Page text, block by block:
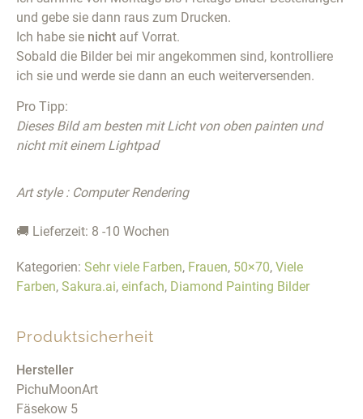
und gebe sie dann raus zum Drucken.
Ich habe sie nicht auf Vorrat.
Sobald die Bilder bei mir angekommen sind, kontrolliere
ich sie und werde sie dann an euch weiterversenden.
Pro Tipp:
Dieses Bild am besten mit Licht von oben painten und
nicht mit einem Lightpad
Art style : Computer Rendering
🚚 Lieferzeit: 8 -10 Wochen
Kategorien: Sehr viele Farben, Frauen, 50×70, Viele
Farben, Sakura.ai, einfach, Diamond Painting Bilder
Produktsicherheit
Hersteller
PichuMoonArt
Fäsekow 5